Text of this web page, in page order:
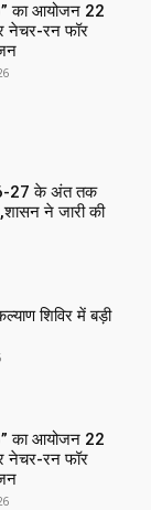
का आयोजन 22
नेचर-रन फॉर
27 के अंत तक
ने जारी की
शिविर में बड़ी
का आयोजन 22
नेचर-रन फॉर